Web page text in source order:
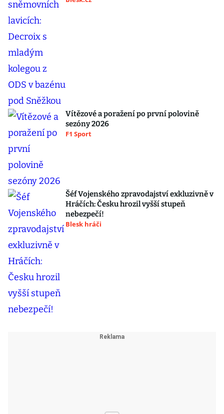
Vítězové a poražení po první polovině
sezóny 2026
F1 Sport
Šéf Vojenského zpravodajství exkluzivně v
Hráčích: Česku hrozil vyšší stupeň
nebezpečí!
Blesk hráči